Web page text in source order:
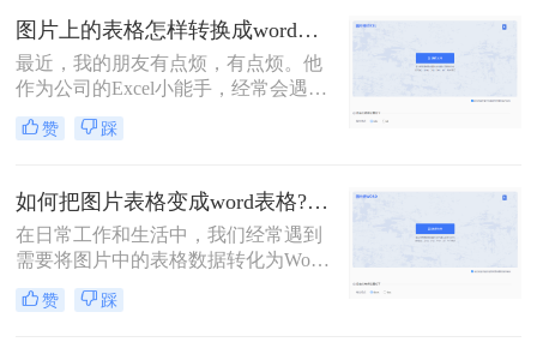
换成Word文档的方法，帮助您轻松完
成这一任务。
图片上的表格怎样转换成word表格？教你转换的二个方法！
最近，我的朋友有点烦，有点烦。他
作为公司的Excel小能手，经常会遇到
同事发Excel表过来咨询的情况。他们
的口头禅通常都是：“大神，大神，
对呢？”顺带一张Excel截图。对，是
截图！如何在一张截图上发现问题，
查找答案呢？这是一个问题。更大的
问题是，老板也喜欢这样……今天就
来给大家分享二个技巧，「图片上的
表格怎样转换成word表格」
赞 踩
如何把图片表格变成word表格?教你三招轻松搞定！
在日常工作和生活中，我们经常遇到
需要将图片中的表格数据转化为Word
文档中的表格的情况。这样的需求常
见于数据提取、文档编辑、报告撰写
赞 踩